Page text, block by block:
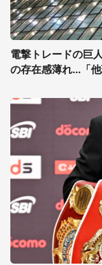
電撃トレードの巨
の存在感薄れ...「